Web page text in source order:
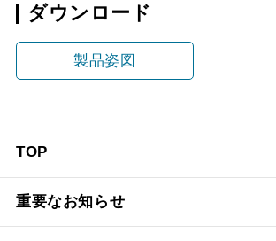
ダウンロード
製品姿図
TOP
重要なお知らせ